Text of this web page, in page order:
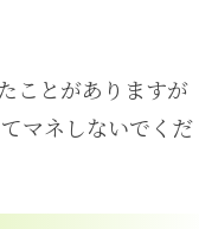
ことがありますが
マネしないでくだ